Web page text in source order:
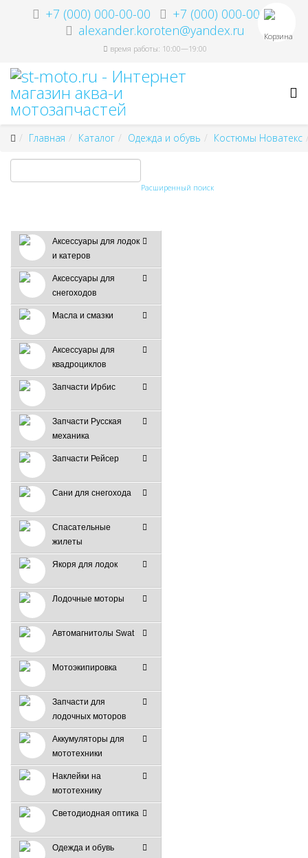
+7 (000) 000-00-00
+7 (000) 000-00-00
alexander.koroten@yandex.ru
время работы: 10:00—19:00
Корзина
Главная Каталог Одежда и обувь Костюмы Новатекс
Расширенный поиск
Аксессуары для лодок
и катеров
Аксессуары для
снегоходов
Масла и смазки
Аксессуары для
квадроциклов
Запчасти Ирбис
Запчасти Русская
механика
Запчасти Рейсер
Сани для снегохода
Спасательные
жилеты
Якоря для лодок
Лодочные моторы
Автомагнитолы Swat
Мотоэкипировка
Запчасти для
лодочных моторов
Аккумуляторы для
мототехники
Наклейки на
мототехнику
Светодиодная оптика
Одежда и обувь